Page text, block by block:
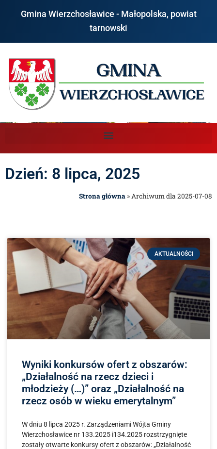
Gmina Wierzchosławice - Małopolska, powiat
tarnowski
Dzień: 8 lipca, 2025
Strona główna »Archiwum dla 2025-07-08
AKTUALNOŚCI
Wyniki konkursów ofert z obszarów:
„Działalność na rzecz dzieci i
młodzieży (…)” oraz „Działalność na
rzecz osób w wieku emerytalnym”
W dniu 8 lipca 2025 r. Zarządzeniami Wójta Gminy
Wierzchosławice nr 133.2025 i134.2025 rozstrzygnięte
zostały otwarte konkursy ofert z obszarów: „Działalność